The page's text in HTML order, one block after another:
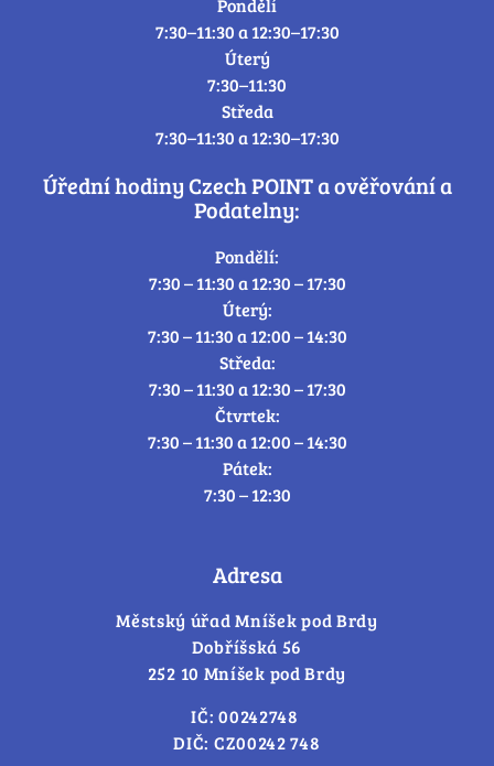
Pondělí
7:30–11:30 a 12:30–17:30
Úterý
7:30–11:30
Středa
7:30–11:30 a 12:30–17:30
Úřední hodiny Czech POINT a ověřování a
Podatelny:
Pondělí:
7:30 – 11:30 a 12:30 – 17:30
Úterý:
7:30 – 11:30 a 12:00 – 14:30
Středa:
7:30 – 11:30 a 12:30 – 17:30
Čtvrtek:
7:30 – 11:30 a 12:00 – 14:30
Pátek:
7:30 – 12:30
Adresa
Městský úřad Mníšek pod Brdy
Dobříšská 56
252 10 Mníšek pod Brdy
IČ: 00242748
DIČ: CZ00242 748